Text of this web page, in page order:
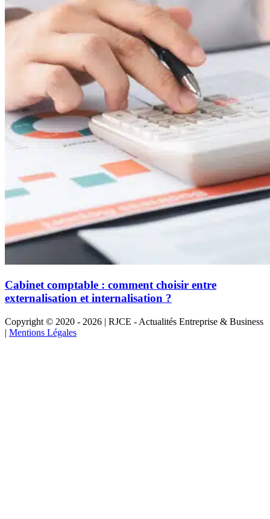
Cabinet comptable : comment choisir entre
externalisation et internalisation ?
Copyright © 2020 - 2026 | RJCE - Actualités Entreprise & Business
| Mentions Légales